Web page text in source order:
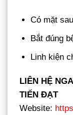
Có mặt
Bắt đúng
Linh kiện
LIÊN HỆ
TIẾN ĐẠT
Website: